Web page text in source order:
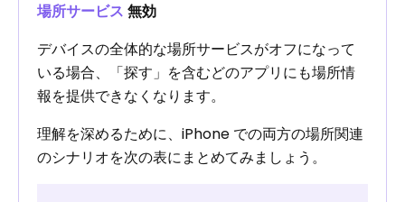
場所サービス 無効
デバイスの全体的な場所サービスがオフになって
いる場合、「探す」を含むどのアプリにも場所情
報を提供できなくなります。
理解を深めるために、iPhone での両方の場所関連
のシナリオを次の表にまとめてみましょう。